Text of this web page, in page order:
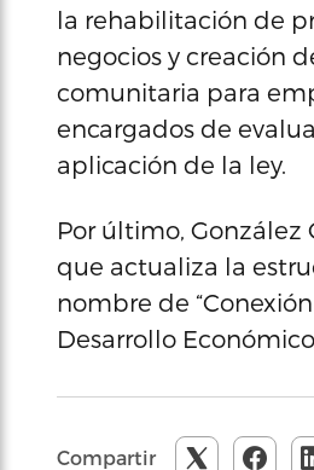
la rehabilitación de
negocios y creación
comunitaria para
encargados de
aplicación de la ley.
Por último, González
que actualiza la
nombre de
Desarrollo
Compartir